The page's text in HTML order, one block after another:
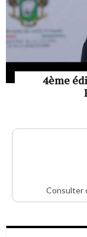
4ème
Consulter